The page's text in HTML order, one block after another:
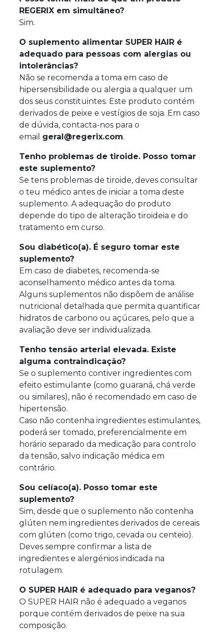
REGERIX em simultâneo?
Sim.
O suplemento alimentar SUPER HAIR é
adequado para pessoas com alergias ou
intolerâncias?
Não se recomenda a toma em caso de
hipersensibilidade ou alergia a qualquer um
dos seus constituintes. Este produto contém
derivados de peixe e vestígios de soja. Em caso
de dúvida, contacta-nos para o
email geral@regerix.com.
Tenho problemas de tiroide. Posso tomar
este suplemento?
Se tens problemas de tiroide, deves consultar
o teu médico antes de iniciar a toma deste
suplemento. A adequação do produto
depende do tipo de alteração tiroideia e do
tratamento em curso.
Sou diabético(a). É seguro tomar este
suplemento?
Em caso de diabetes, recomenda-se
aconselhamento médico antes da toma.
Alguns suplementos não dispõem de análise
nutricional detalhada que permita quantificar
hidratos de carbono ou açúcares, pelo que a
avaliação deve ser individualizada.
Tenho tensão arterial elevada. Existe
alguma contraindicação?
Se o suplemento contiver ingredientes com
efeito estimulante (como guaraná, chá verde
ou similares), não é recomendado em caso de
hipertensão.
Caso não contenha ingredientes estimulantes,
poderá ser tomado, preferencialmente em
horário separado da medicação para controlo
da tensão, salvo indicação médica em
contrário.
Sou celíaco(a). Posso tomar este
suplemento?
Sim, desde que o suplemento não contenha
glúten nem ingredientes derivados de cereais
com glúten (como trigo, cevada ou centeio).
Deves sempre confirmar a lista de
ingredientes e alergénios indicada na
rotulagem.
O SUPER HAIR é adequado para veganos?
O SUPER HAIR não é adequado a veganos
porque contém derivados de peixe na sua
composição.